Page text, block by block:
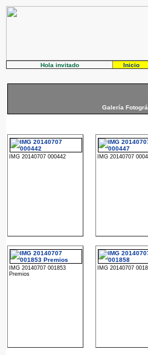
Hola invitado Inicio
Galería
IMG 20140707 000442 IMG 20140707
IMG 20140707 001853
Premios
IMG 20140707